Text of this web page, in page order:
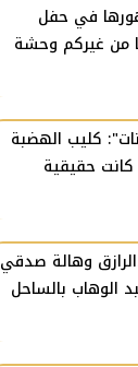
في حفل
من غيركم وحشة
كليب الهضبة
كانت حقيقية
وهالة صدقي
الوهاب بالساحل